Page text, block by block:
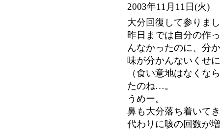
2003年11月11日(火
大分回復して参りま
昨日までは自分の作
んなかったのに、分
味が分かんないくせ
（食い意地はなくな
たのね…。
うめー。
鼻も大分落ち着いて
代わりに咳の回数が